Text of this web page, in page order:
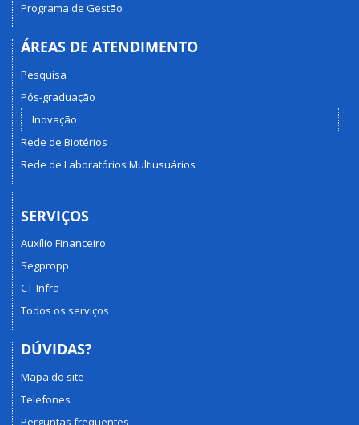
Programa de Gestão
ÁREAS DE ATENDIMENTO
Pesquisa
Pós-graduação
Inovação
Rede de Biotérios
Rede de Laboratórios Multiusuários
SERVIÇOS
Auxílio Financeiro
Segpropp
CT-Infra
Todos os serviços
DÚVIDAS?
Mapa do site
Telefones
Perguntas frequentes